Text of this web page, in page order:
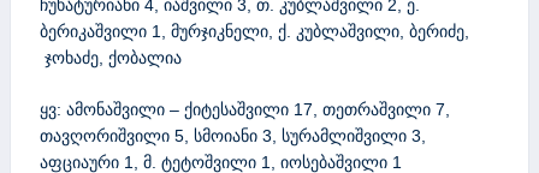
ჩუხატურიანი 4, იაშვილი 3, თ. კუბლაშვილი 2, ე.
ბერიკაშვილი 1, მურჯიკნელი, ქ. კუბლაშვილი, ბერიძე,
ჯოხაძე, ქობალია
ყვ: ამონაშვილი – ქიტესაშვილი 17, თეთრაშვილი 7,
თავღორიშვილი 5, სმოიანი 3, სურამლიშვილი 3,
აფციაური 1, მ. ტეტოშვილი 1, იოსებაშვილი 1